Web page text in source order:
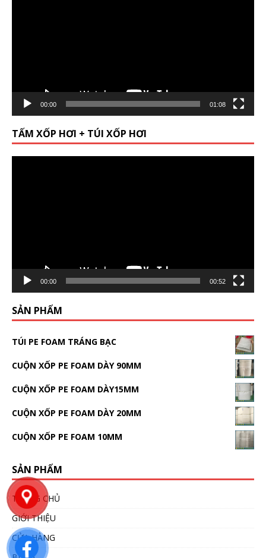
00:00 01:08
TẤM XỐP HƠI + TÚI XỐP HƠI
00:00 00:52
SẢN PHẨM
TÚI PE FOAM TRÁNG BẠC
CUỘN XỐP PE FOAM DÀY 90MM
CUỘN XỐP PE FOAM DÀY15MM
CUỘN XỐP PE FOAM DÀY 20MM
CUỘN XỐP PE FOAM 10MM
SẢN PHẨM
TRANG CHỦ
GIỚI THIỆU
CỬA HÀNG